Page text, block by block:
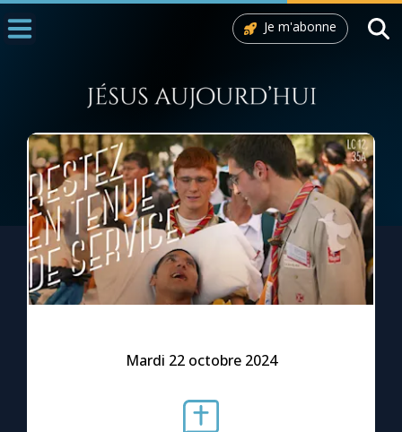
1000 Raisons de Croire
L'actualité de la semaine
La chaîne Youtube
Je m'abonne
Mardi 22 octobre 2024